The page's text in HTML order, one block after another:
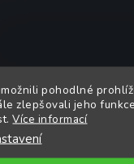
pohodlné
zlepšovali jeho
Více informací